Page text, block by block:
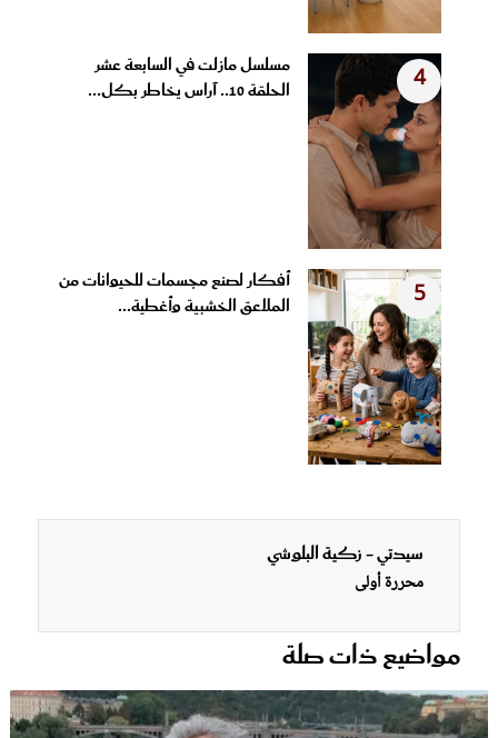
4
مسلسل مازلت في السابعة عشر
الحلقة 10.. آراس يخاطر بكل...
5
أفكار لصنع مجسمات للحيوانات من
الملاعق الخشبية وأغطية...
سيدتي - زكية البلوشي
محررة أولى
مواضيع ذات صلة